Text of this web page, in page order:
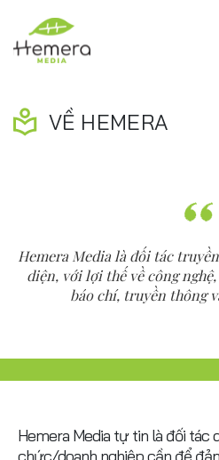
VỀ HEMERA
Hemera Media là đối tác
diện, với lợi thế về công
báo chí, truyền thông
Hemera Media tự tin là đối tác